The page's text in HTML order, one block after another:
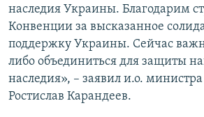
наследия Украины. Благодарим
Конвенции за высказанное
поддержку Украины. Сейчас
либо объединиться для защиты
наследия», – заявил и.о.
Ростислав Карандеев.